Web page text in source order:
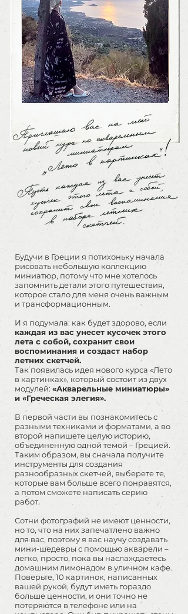
Будучи в Греции я потихоньку начала
рисовать небольшую коллекцию
миниатюр, потому что мне хотелось
запомнить детали этого путешествия,
которое стало для меня очень важным
и трансформационным.
И я подумала: как будет здорово, если
каждая из вас унесет кусочек этого
лета с собой, сохранит свои
воспоминания и создаст набор
летних скетчей.
Так появилась идея нового курса «Лето
в картинках», который состоит из двух
модулей: «Акварельные миниатюры»
и «Греческая элегия».
В первой части вы познакомитесь с
разными техниками и форматами, а во
второй напишете целую историю,
объединенную одной темой – Грецией.
Таким образом, вы сначала получите
инструменты для создания
разнообразных скетчей, выберете те,
которые вам больше всего понравятся,
а потом сможете написать серию
работ.
Сотни фотографий не имеют ценности,
но то, что на них запечатлено важно
для вас, поэтому я вас научу создавать
мини-шедевры с помощью акварели –
легко, просто, пока вы наслаждаетесь
домашним лимонадом в уличном кафе.
Поверьте, 10 картинок, написанных
вашей рукой, будут иметь гораздо
больше ценности, и они точно не
потеряются в телефоне или на